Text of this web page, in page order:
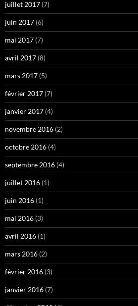
juillet 2017 (7)
juin 2017 (6)
mai 2017 (7)
avril 2017 (8)
mars 2017 (5)
février 2017 (7)
janvier 2017 (4)
novembre 2016 (2)
octobre 2016 (4)
septembre 2016 (4)
juillet 2016 (1)
juin 2016 (1)
mai 2016 (3)
avril 2016 (1)
mars 2016 (2)
février 2016 (3)
janvier 2016 (7)